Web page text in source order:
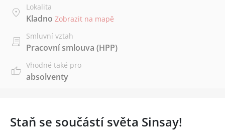
Lokalita
Kladno Zobrazit na mapě
Smluvní vztah
Pracovní smlouva (HPP)
Vhodné také pro
absolventy
Staň se součástí světa Sinsay!